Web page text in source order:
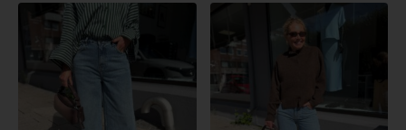
var:
kr 1
800,00.
er:
kr 900,00.